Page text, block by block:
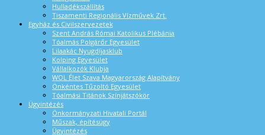
Hulladékszállítás
Tiszamenti Regionális Vízművek Zrt.
Egyház és Civilszervezetek
Szent András Római Katolikus Plébánia
Tóalmás Polgárőr Egyesület
Lilaakác Nyugdíjasklub
Kolping Egyesület
Vállalkozók Klubja
WOL Élet Szava Magyarország Alapítvány
Önkéntes Tűzoltó Egyesület
Tóalmási Titánok Színjátszókör
Ügyintézés
Önkormányzati Hivatali Portál
Műszak, építésügy
Ügyintézés